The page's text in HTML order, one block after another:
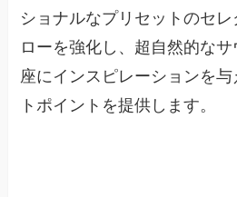
ショナルなプリセットのセ
ローを強化し、超自然的な
座にインスピレーションを
トポイントを提供します。